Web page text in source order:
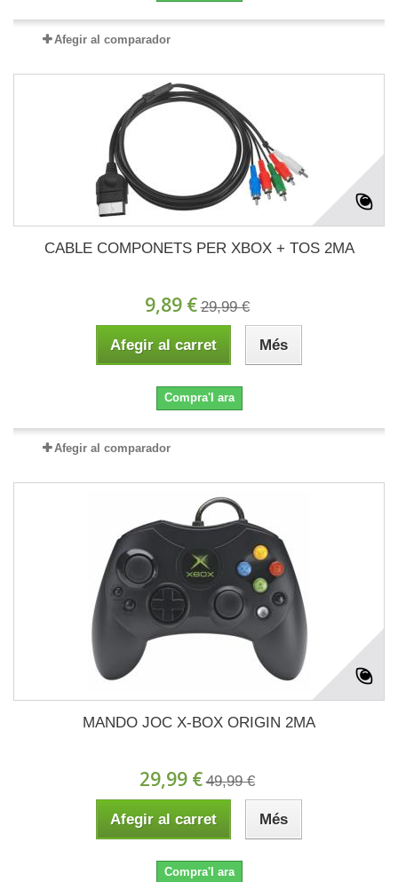
Afegir al comparador
CABLE COMPONETS PER XBOX + TOS 2MA
9,89 € 29,99 €
Afegir al carret Més
Compra'l ara
Afegir al comparador
MANDO JOC X-BOX ORIGIN 2MA
29,99 € 49,99 €
Afegir al carret Més
Compra'l ara